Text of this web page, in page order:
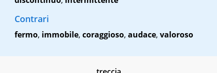
Contrari
fermo, immobile, coraggioso, audace, valoroso